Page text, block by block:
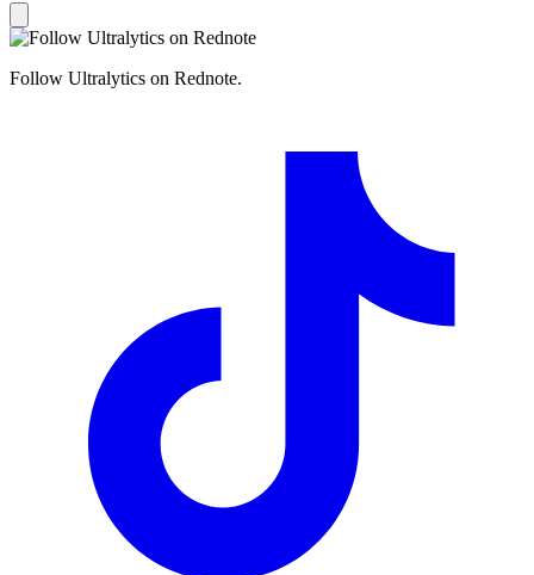
Follow Ultralytics on Rednote.